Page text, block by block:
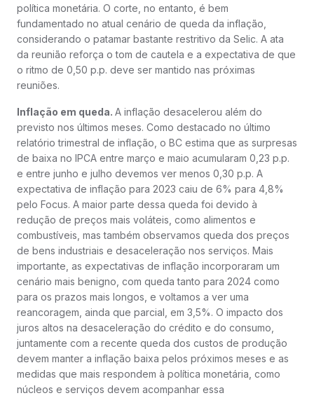
política monetária. O corte, no entanto, é bem
fundamentado no atual cenário de queda da inflação,
considerando o patamar bastante restritivo da Selic. A ata
da reunião reforça o tom de cautela e a expectativa de que
o ritmo de 0,50 p.p. deve ser mantido nas próximas
reuniões.
Inflação em queda. A inflação desacelerou além do
previsto nos últimos meses. Como destacado no último
relatório trimestral de inflação, o BC estima que as surpresas
de baixa no IPCA entre março e maio acumularam 0,23 p.p.
e entre junho e julho devemos ver menos 0,30 p.p. A
expectativa de inflação para 2023 caiu de 6% para 4,8%
pelo Focus. A maior parte dessa queda foi devido à
redução de preços mais voláteis, como alimentos e
combustíveis, mas também observamos queda dos preços
de bens industriais e desaceleração nos serviços. Mais
importante, as expectativas de inflação incorporaram um
cenário mais benigno, com queda tanto para 2024 como
para os prazos mais longos, e voltamos a ver uma
reancoragem, ainda que parcial, em 3,5%. O impacto dos
juros altos na desaceleração do crédito e do consumo,
juntamente com a recente queda dos custos de produção
devem manter a inflação baixa pelos próximos meses e as
medidas que mais respondem à política monetária, como
núcleos e serviços devem acompanhar essa